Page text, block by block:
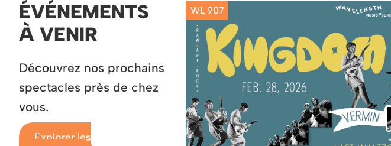
ÉVÉNEMENTS
À VENIR
Découvrez nos prochains
spectacles près de chez
vous.
Explorer les
WL 907